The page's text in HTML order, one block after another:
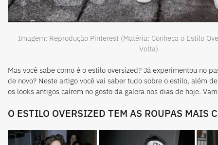
Imagem: Reprodução Pinterest (Matéria: Conheça o Estilo
Volta)
Mas você sabe como é o estilo oversized? Já experimentou no
de novo? Neste artigo você vai saber tudo sobre o estilo, além
os looks antigos caírem no gosto da galera nos dias de hoje.
O ESTILO OVERSIZED TEM AS ROUPAS MAIS